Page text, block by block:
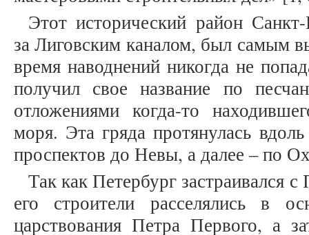
Этот исторический район
за Лиговским каналом, был самым
время наводнений никогда не
получил свое название по
отложениями когда-то
моря. Эта гряда протянулась
проспектов до Невы, а далее – по
Так как Петербург застраивался
его строители расселялись в
царствования Петра Первого, а